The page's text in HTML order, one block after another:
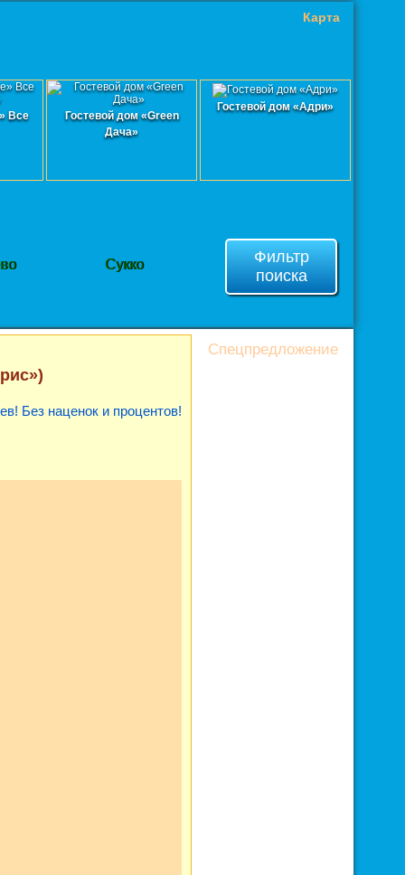
Спецпредложение
Карта
Все
Гостевой дом «Green
Дача»
Гостевой дом «Адри»
Сукко
Фильтр
поиска
Без наценок и процентов!